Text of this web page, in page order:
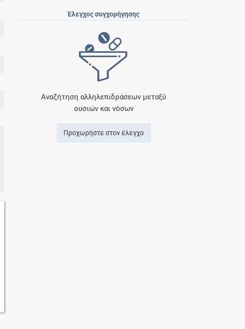
Έλεγχος συγχορήγησης
Αναζήτηση αλληλεπιδράσεων μεταξύ
ουσιών και νόσων
Προχωρήστε στον έλεγχο